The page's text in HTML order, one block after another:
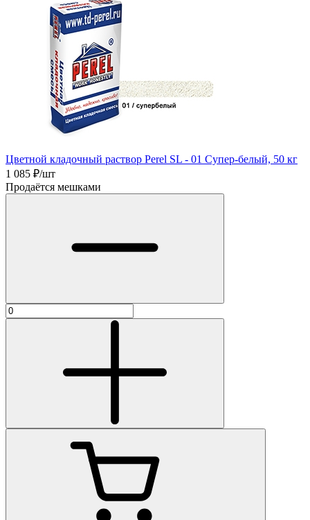
Цветной кладочный раствор Perel SL - 01 Супер-белый, 50 кг
1 085 ₽/шт
Продаётся мешками